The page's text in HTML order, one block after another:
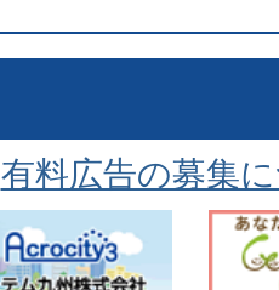
有料広告の募集